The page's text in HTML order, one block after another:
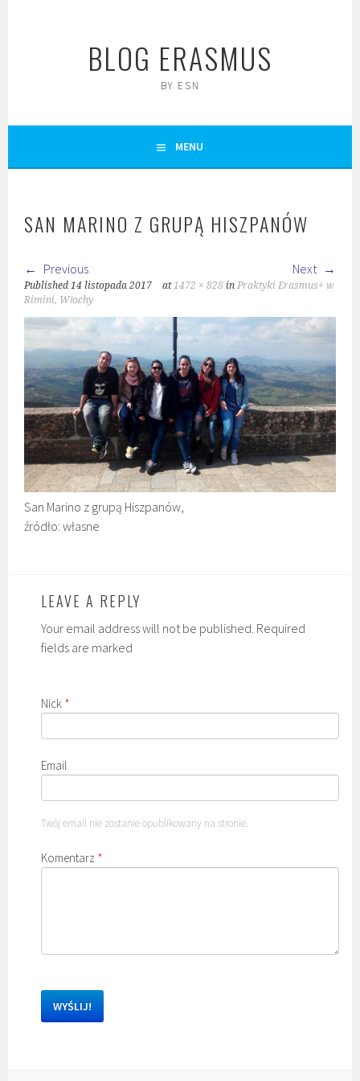
BLOG ERASMUS
BY ESN
MENU
SAN MARINO Z GRUPĄ HISZPANÓW
Previous Next
Published14 listopada 2017 at1472 × 828 inPraktyki Erasmus+ w
Rimini, Włochy
San Marino z grupą Hiszpanów,
źródło: własne
LEAVE A REPLY
Your email address will not be published. Required
fields are marked
Nick *
Email
Twój email nie zostanie opublikowany na stronie.
Komentarz *